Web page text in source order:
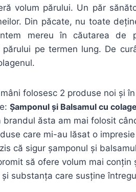
volum părului. Un păr
Din păcate, nu toate
mereu în căutarea de
părului pe termen lung. De
folosesc 2 produse noi și
Șamponul și Balsamul cu
brandul ăsta am mai folosit
care mi-au lăsat o
că sigur șamponul și
să ofere volum mai
substanța care susține